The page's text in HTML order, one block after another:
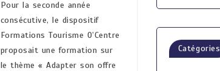
Pour la seconde année
consécutive, le dispositif
Formations Tourisme O’Centre
proposait une formation sur
le thème « Adapter son offre
Catégories